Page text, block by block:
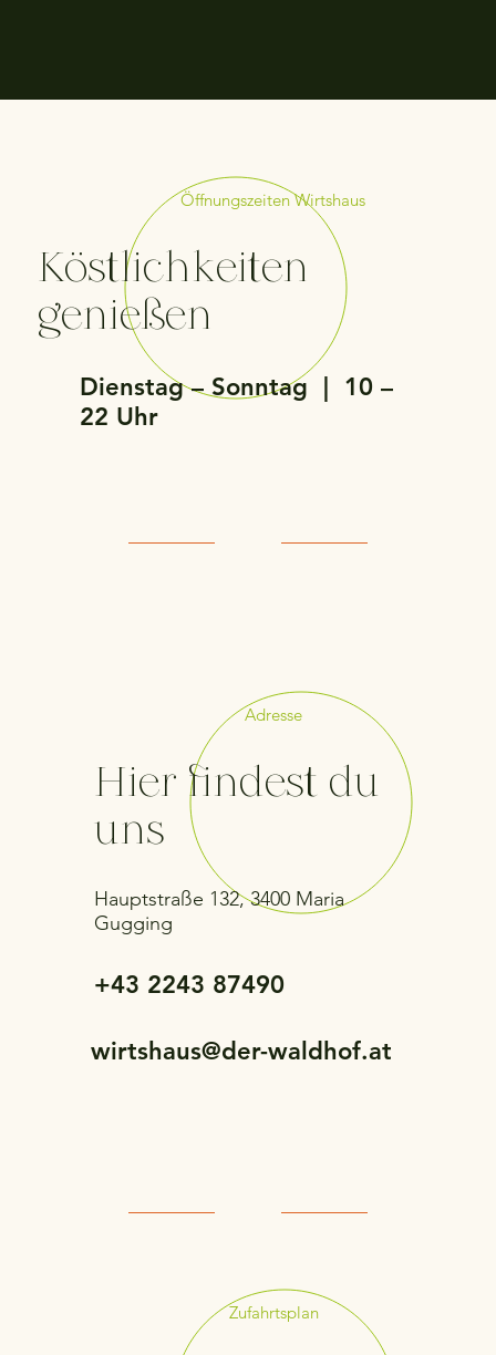
Zufahrtsplan
Öffnungszeiten Wirtshaus
Köstlichkeiten
genießen
Dienstag – Sonntag | 10 –
22 Uhr
Adresse
Hier findest du
uns
Hauptstraße 132, 3400 Maria
Gugging
+43 2243 87490
wirtshaus@der-waldhof.at